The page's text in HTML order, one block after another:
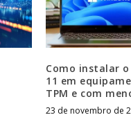
Como instalar o
11 em
TPM e com
23 de novembro de